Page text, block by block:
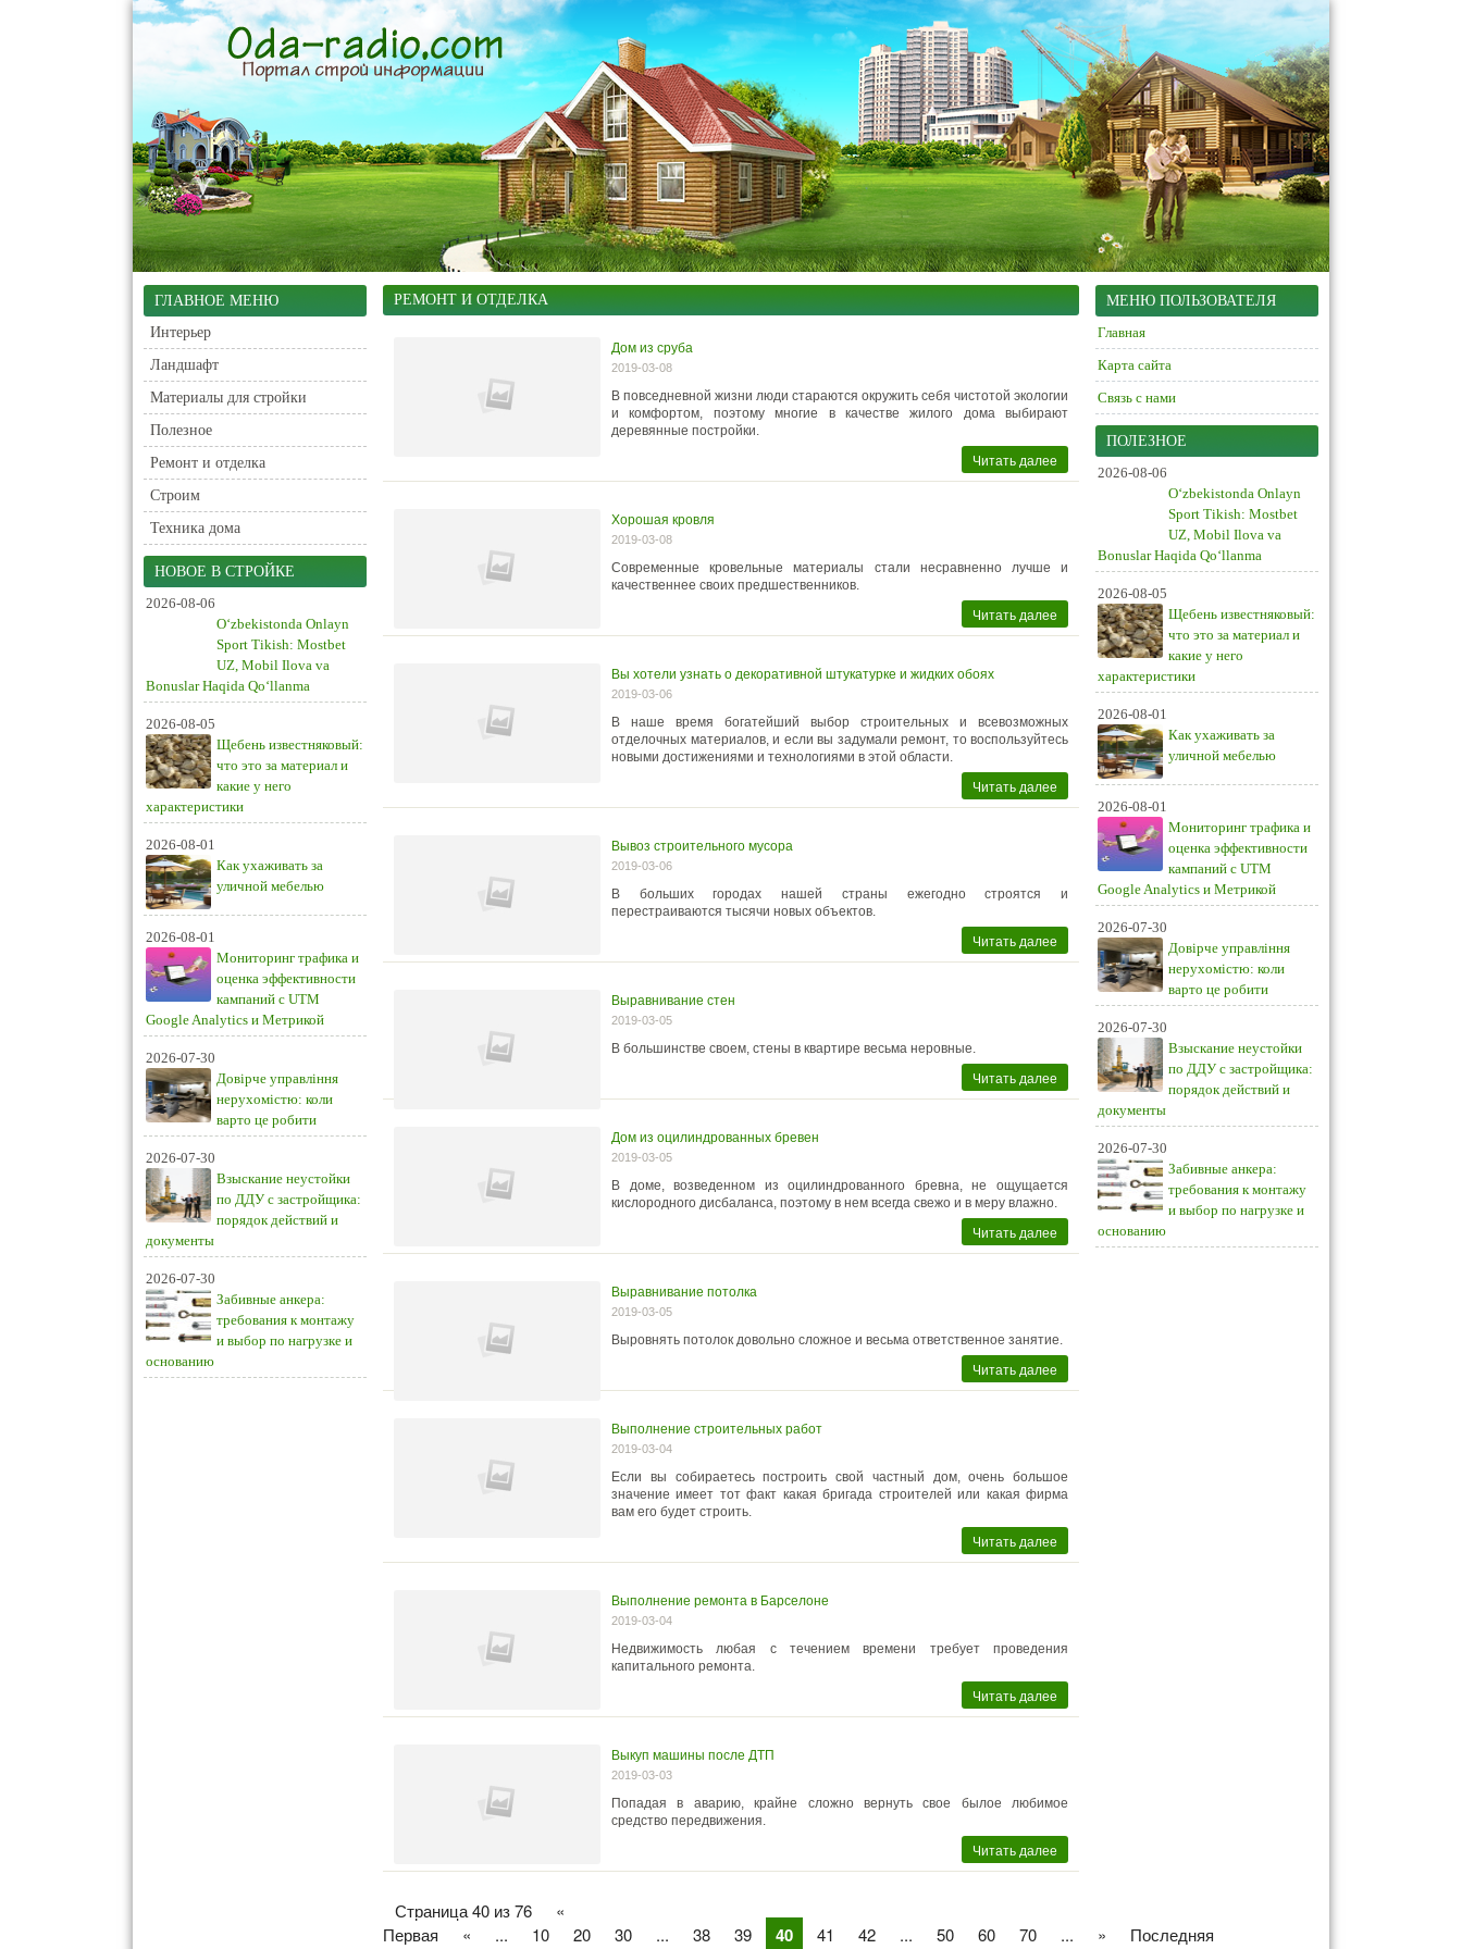
ГЛАВНОЕ МЕНЮ
Интерьер
Ландшафт
Материалы для стройки
Полезное
Ремонт и отделка
Строим
Техника дома
НОВОЕ В СТРОЙКЕ
2026-08-06
O‘zbekistonda Onlayn
Sport Tikish: Mostbet
UZ, Mobil Ilova va
Bonuslar Haqida Qo‘llanma
2026-08-05
Щебень известняковый:
что это за материал и
какие у него
характеристики
2026-08-01
Как ухаживать за
уличной мебелью
2026-08-01
Мониторинг трафика и
оценка эффективности
кампаний с UTM
Google Analytics и Метрикой
2026-07-30
Довірче управління
нерухомістю: коли
варто це робити
2026-07-30
Взыскание неустойки
по ДДУ с застройщика:
порядок действий и
документы
2026-07-30
Забивные анкера:
требования к монтажу
и выбор по нагрузке и
основанию
РЕМОНТ И ОТДЕЛКА
Дом из сруба
2019-03-08
В повседневной жизни люди стараются окружить себя чистотой экологии
и комфортом, поэтому многие в качестве жилого дома выбирают
деревянные постройки.
Читать далее
Хорошая кровля
2019-03-08
Современные кровельные материалы стали несравненно лучше и
качественнее своих предшественников.
Читать далее
Вы хотели узнать о декоративной штукатурке и жидких обоях
2019-03-06
В наше время богатейший выбор строительных и всевозможных
отделочных материалов, и если вы задумали ремонт, то воспользуйтесь
новыми достижениями и технологиями в этой области.
Читать далее
Вывоз строительного мусора
2019-03-06
В больших городах нашей страны ежегодно строятся и
перестраиваются тысячи новых объектов.
Читать далее
Выравнивание стен
2019-03-05
В большинстве своем, стены в квартире весьма неровные.
Читать далее
Дом из оцилиндрованных бревен
2019-03-05
В доме, возведенном из оцилиндрованного бревна, не ощущается
кислородного дисбаланса, поэтому в нем всегда свежо и в меру влажно.
Читать далее
Выравнивание потолка
2019-03-05
Выровнять потолок довольно сложное и весьма ответственное занятие.
Читать далее
Выполнение строительных работ
2019-03-04
Если вы собираетесь построить свой частный дом, очень большое
значение имеет тот факт какая бригада строителей или какая фирма
вам его будет строить.
Читать далее
Выполнение ремонта в Барселоне
2019-03-04
Недвижимость любая с течением времени требует проведения
капитального ремонта.
Читать далее
Выкуп машины после ДТП
2019-03-03
Попадая в аварию, крайне сложно вернуть свое былое любимое
средство передвижения.
Читать далее
Страница 40 из 76
«
Первая
« ... 10 20 30 ... 38 39 40 41 42 ... 50 60 70 ... »
Последняя
МЕНЮ ПОЛЬЗОВАТЕЛЯ
Главная
Карта сайта
Связь с нами
ПОЛЕЗНОЕ
2026-08-06
O‘zbekistonda Onlayn
Sport Tikish: Mostbet
UZ, Mobil Ilova va
Bonuslar Haqida Qo‘llanma
2026-08-05
Щебень известняковый:
что это за материал и
какие у него
характеристики
2026-08-01
Как ухаживать за
уличной мебелью
2026-08-01
Мониторинг трафика и
оценка эффективности
кампаний с UTM
Google Analytics и Метрикой
2026-07-30
Довірче управління
нерухомістю: коли
варто це робити
2026-07-30
Взыскание неустойки
по ДДУ с застройщика:
порядок действий и
документы
2026-07-30
Забивные анкера:
требования к монтажу
и выбор по нагрузке и
основанию